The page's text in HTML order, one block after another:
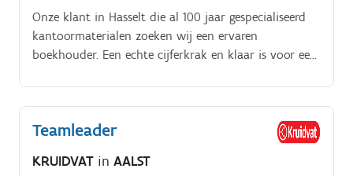
Onze klant in Hasselt die al 100 jaar gespecialiseerd
kantoormaterialen zoeken wij een ervaren
boekhouder. Een echte cijferkrak en klaar is voor een
Teamleader
KRUIDVAT in AALST